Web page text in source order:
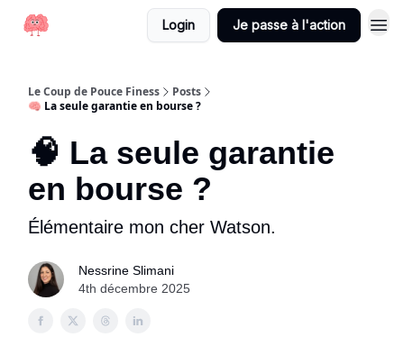
Login Je passe à l'action
Le Coup de Pouce Finess
Posts
🧠 La seule garantie en bourse ?
🧠 La seule garantie
en bourse ?
Élémentaire mon cher Watson.
Nessrine Slimani
4th décembre 2025